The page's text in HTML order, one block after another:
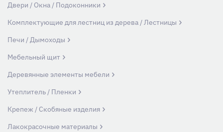
Двери / Окна / Подоконники
Комплектующие для лестниц из дерева / Лестницы
Печи / Дымоходы
Мебельный щит
Деревянные элементы мебели
Утеплитель / Пленки
Крепеж / Скобяные изделия
Лакокрасочные материалы